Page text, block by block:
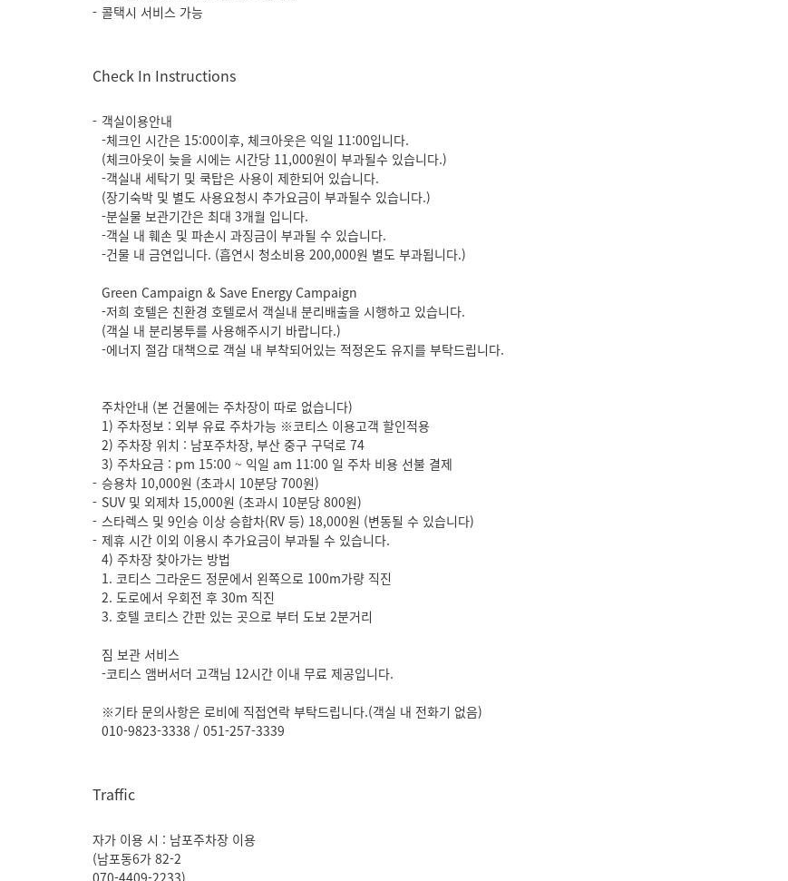
콜택시 서비스 가능
Check In Instructions
객실이용안내
-체크인 시간은 15:00이후, 체크아웃은 익일 11:00입니다.
(체크아웃이 늦을 시에는 시간당 11,000원이 부과될수 있습니다.)
-객실내 세탁기 및 쿡탑은 사용이 제한되어 있습니다.
(장기숙박 및 별도 사용요청시 추가요금이 부과될수 있습니다.)
-분실물 보관기간은 최대 3개월 입니다.
-객실 내 훼손 및 파손시 과징금이 부과될 수 있습니다.
-건물 내 금연입니다. (흡연시 청소비용 200,000원 별도 부과됩니다.)
Green Campaign & Save Energy Campaign
-저희 호텔은 친환경 호텔로서 객실내 분리배출을 시행하고 있습니다.
(객실 내 분리봉투를 사용해주시기 바랍니다.)
-에너지 절감 대책으로 객실 내 부착되어있는 적정온도 유지를 부탁드립니다.
주차안내 (본 건물에는 주차장이 따로 없습니다)
1) 주차정보 : 외부 유료 주차가능 ※코티스 이용고객 할인적용
2) 주차장 위치 : 남포주차장, 부산 중구 구덕로 74
3) 주차요금 : pm 15:00 ~ 익일 am 11:00 일 주차 비용 선불 결제
승용차 10,000원 (초과시 10분당 700원)
SUV 및 외제차 15,000원 (초과시 10분당 800원)
스타렉스 및 9인승 이상 승합차(RV 등) 18,000원 (변동될 수 있습니다)
제휴 시간 이외 이용시 추가요금이 부과될 수 있습니다.
4) 주차장 찾아가는 방법
1. 코티스 그라운드 정문에서 왼쪽으로 100m가량 직진
2. 도로에서 우회전 후 30m 직진
3. 호텔 코티스 간판 있는 곳으로 부터 도보 2분거리
짐 보관 서비스
-코티스 앰버서더 고객님 12시간 이내 무료 제공입니다.
※기타 문의사항은 로비에 직접연락 부탁드립니다.(객실 내 전화기 없음)
010-9823-3338 / 051-257-3339
Traffic
자가 이용 시 : 남포주차장 이용
(남포동6가 82-2
070-4409-2233)